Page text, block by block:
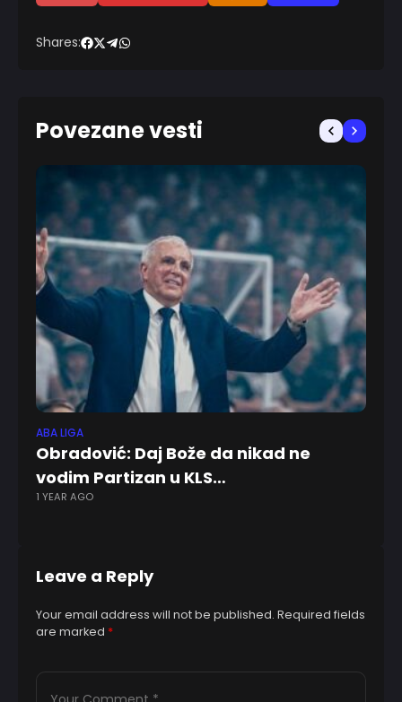
Shares:
Povezane vesti
ABA LIGA
Obradović: Daj Bože da nikad ne
vodim Partizan u KLS…
1 YEAR AGO
Leave a Reply
Your email address will not be published. Required fields
are marked *